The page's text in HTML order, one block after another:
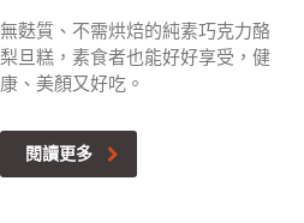
無麩質、不需烘焙的純素巧克力酪
梨旦糕，素食者也能好好享受，健
康、美顏又好吃。
閱讀更多